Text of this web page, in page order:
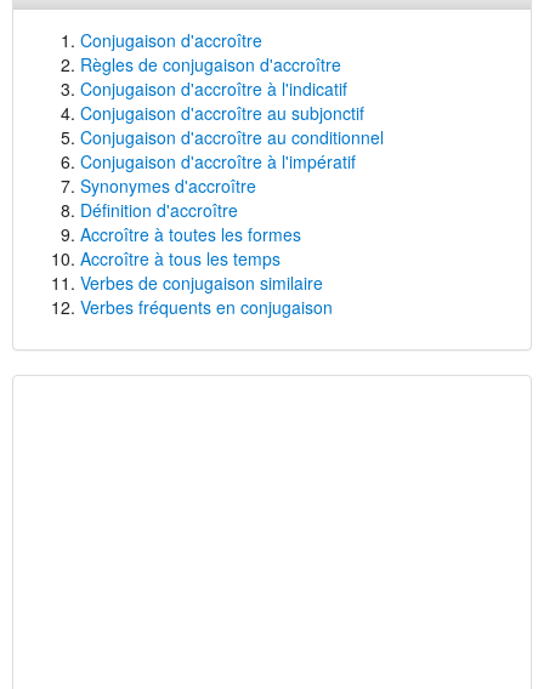
Conjugaison d'accroître
Règles de conjugaison d'accroître
Conjugaison d'accroître à l'indicatif
Conjugaison d'accroître au subjonctif
Conjugaison d'accroître au conditionnel
Conjugaison d'accroître à l'impératif
Synonymes d'accroître
Définition d'accroître
Accroître à toutes les formes
Accroître à tous les temps
Verbes de conjugaison similaire
Verbes fréquents en conjugaison